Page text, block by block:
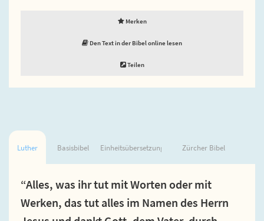
Merken
Den Text in der Bibel online lesen
Teilen
Luther Basisbibel Einheitsübersetzung Zürcher Bibel
“Alles, was ihr tut mit Worten oder mit
Werken, das tut alles im Namen des Herrn